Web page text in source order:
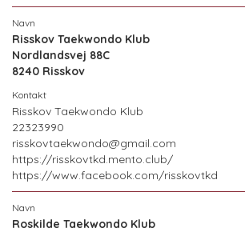
Risskov Taekwondo Klub
Nordlandsvej 88C
8240 Risskov
Risskov Taekwondo Klub
22323990
risskovtaekwondo@gmail.com
https://risskovtkd.mento.club/
https://www.facebook.com/risskovtkd
Roskilde Taekwondo Klub